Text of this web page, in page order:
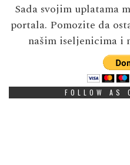
Sada svojim uplatama
portala. Pomozite da
našim iseljenicima i
FOLLOW AS